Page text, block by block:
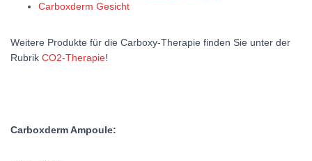
Carboxderm Gesicht
Weitere Produkte für die Carboxy-Therapie finden Sie unter der
Rubrik CO2-Therapie!
Carboxderm Ampoule: